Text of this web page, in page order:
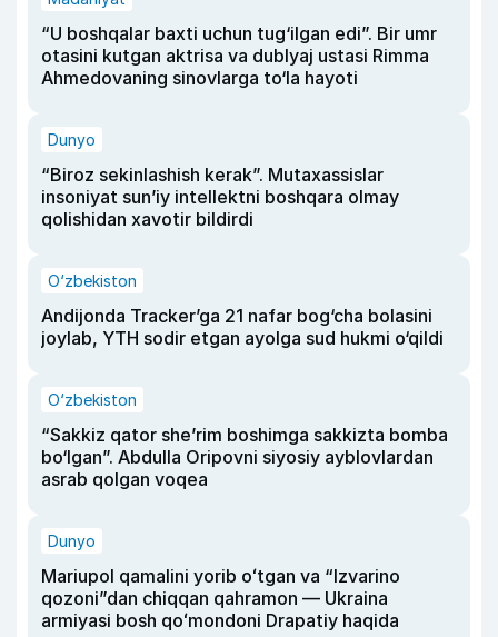
“U boshqalar baxti uchun tug‘ilgan edi”. Bir umr
otasini kutgan aktrisa va dublyaj ustasi Rimma
Ahmedovaning sinovlarga to‘la hayoti
Dunyo
“Biroz sekinlashish kerak”. Mutaxassislar
insoniyat sun’iy intellektni boshqara olmay
qolishidan xavotir bildirdi
O‘zbekiston
Andijonda Tracker’ga 21 nafar bog‘cha bolasini
joylab, YTH sodir etgan ayolga sud hukmi o‘qildi
O‘zbekiston
“Sakkiz qator she’rim boshimga sakkizta bomba
bo‘lgan”. Abdulla Oripovni siyosiy ayblovlardan
asrab qolgan voqea
Dunyo
Mariupol qamalini yorib oʻtgan va “Izvarino
qozoni”dan chiqqan qahramon — Ukraina
armiyasi bosh qoʻmondoni Drapatiy haqida